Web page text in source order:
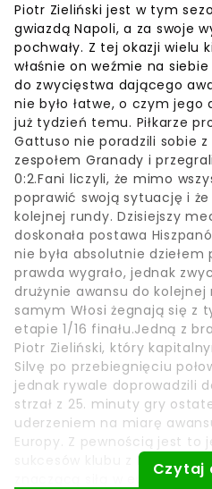
Piotr Zieliński jest w tym
gwiazdą Napoli, a za swoje
pochwały. Z tej okazji wielu
właśnie on weźmie na
do zwycięstwa dającego
nie było łatwe, o czym jego
już tydzień temu. Piłkarze
Gattuso nie poradzili sobie
zespołem Granady i
0:2.Fani liczyli, że mimo
poprawić swoją sytuację i
kolejnej rundy. Dzisiejszy
doskonała postawa
nie była absolutnie dziełem
prawda wygrało, jednak
drużynie awansu do kolejnej
samym Włosi żegnają się z
etapie 1/16 finału.Jedną z
Piotr Zieliński, który
Silvę po przebiegnięciu
jednak rywale doprowadzili
strzał z 25. minuty gry
uderzeniem na miarę
Europy. Z pewnością jest to
sukcesów klubu z Hiszpanii,
znaczącą siłą w
Czytaj